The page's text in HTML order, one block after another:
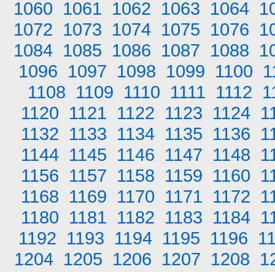
1060 1061 1062 1063 1064
1072 1073 1074 1075 1076
1084 1085 1086 1087 1088
1096 1097 1098 1099 1100
1108 1109 1110 1111 1112
1120 1121 1122 1123 1124
1132 1133 1134 1135 1136
1144 1145 1146 1147 1148
1156 1157 1158 1159 1160
1168 1169 1170 1171 1172
1180 1181 1182 1183 1184
1192 1193 1194 1195 1196
1204 1205 1206 1207 1208